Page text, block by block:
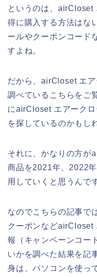
というのは、airCloset
得に購入する方法はな
ールやクーポンコード
すよね。
だから、airCloset エ
調べているこちらをご
にairCloset エアーク
を探しているのかもし
それに、かなりの方が
商品を2021年、2022
用していくと思うんで
なのでこちらの記事で
クーポンなどairCloset
報（キャンペーンコー
いかを調べた結果を記
身は、パソコンを使っ